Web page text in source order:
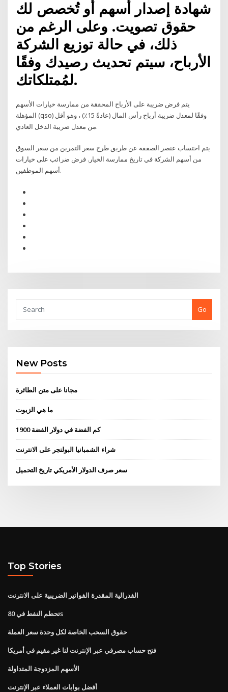
شهادة إصدار أسهم أو تُخصص لك
حقوق تصويت. وعلى الرغم من
ذلك، في حالة توزيع الشركة
الأرباح، سيتم تحديث رصيدك وفقًا
لمُمتلكاتك.
يتم فرض ضريبة على الأرباح المحققة من ممارسة خيارات الأسهم
المؤهلة (qso) وفقًا لمعدل ضريبة أرباح رأس المال (عادةً 15٪) ، وهو أقل
من معدل ضريبة الدخل العادي.
يتم احتساب عنصر الصفقة عن طريق طرح سعر التمرين من سعر السوق
من أسهم الشركة في تاريخ ممارسة الخيار. فرض ضرائب على خيارات
أسهم الموظفين.
Go
New Posts
مجانا على متن الطائرة
ما هي الزيوت
كم الفضة في دولار الفضة 1900
شراء الشمبانيا البولنجر على الانترنت
سعر صرف الدولار الأمريكي تاريخ التحميل
Top Stories
الفدرالية المقدرة الفواتير الضريبية على الانترنت
تحطم النفط في 80s
حقوق السحب الخاصة لكل وحدة سعر العملة
فتح حساب مصرفي عبر الإنترنت لنا غير مقيم في أمريكا
الأسهم المزدوجة المتداولة
أفضل بوابات العملاء عبر الإنترنت